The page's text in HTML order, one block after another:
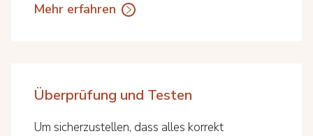
Mehr erfahren
Überprüfung und Testen
Um sicherzustellen, dass alles korrekt